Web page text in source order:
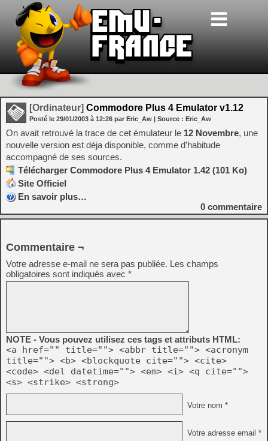
[Ordinateur] Commodore Plus 4 Emulator v1.12
Posté le 29/01/2003 à 12:26 par Eric_Aw | Source : Eric_Aw
On avait retrouvé la trace de cet émulateur le 12 Novembre, une
nouvelle version est déja disponible, comme d’habitude
accompagné de ses sources.
Télécharger Commodore Plus 4 Emulator 1.42 (101 Ko)
Site Officiel
En savoir plus…
0 commentaire
Commentaire ¬
Votre adresse e-mail ne sera pas publiée. Les champs
obligatoires sont indiqués avec *
NOTE - Vous pouvez utilisez ces tags et attributs HTML:
<a href="" title=""> <abbr title=""> <acronym
title=""> <b> <blockquote cite=""> <cite>
<code> <del datetime=""> <em> <i> <q cite="">
<s> <strike> <strong>
Votre nom *
Votre adresse email *